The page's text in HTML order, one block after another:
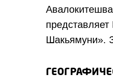
Шакьямуни».